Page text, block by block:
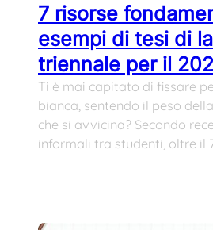
7 risorse
esempi di tesi di
triennale per il
Ti è mai capitato di fissare
bianca, sentendo il peso
che si avvicina? Secondo
informali tra studenti, oltre il